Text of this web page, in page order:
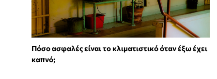
Πόσο ασφαλές είναι το κλιματιστικό όταν έξω έχει
καπνό;